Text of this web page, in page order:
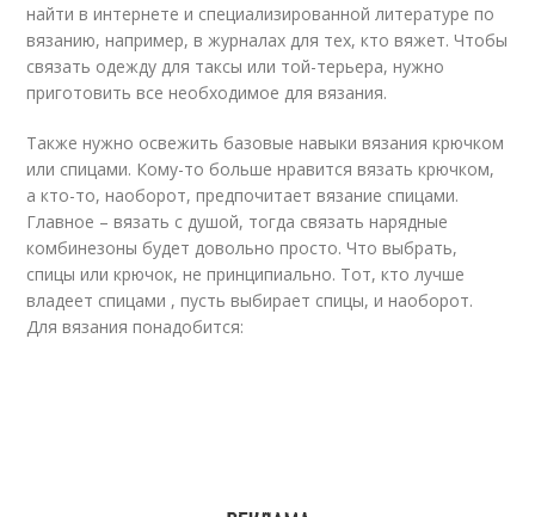
найти в интернете и специализированной литературе по
вязанию, например, в журналах для тех, кто вяжет. Чтобы
связать одежду для таксы или той-терьера, нужно
приготовить все необходимое для вязания.
Также нужно освежить базовые навыки вязания крючком
или спицами. Кому-то больше нравится вязать крючком,
а кто-то, наоборот, предпочитает вязание спицами.
Главное – вязать с душой, тогда связать нарядные
комбинезоны будет довольно просто. Что выбрать,
спицы или крючок, не принципиально. Тот, кто лучше
владеет спицами , пусть выбирает спицы, и наоборот.
Для вязания понадобится: